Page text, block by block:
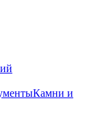
Камни и